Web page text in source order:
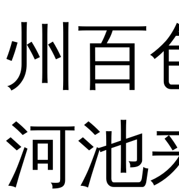
州 百
河池